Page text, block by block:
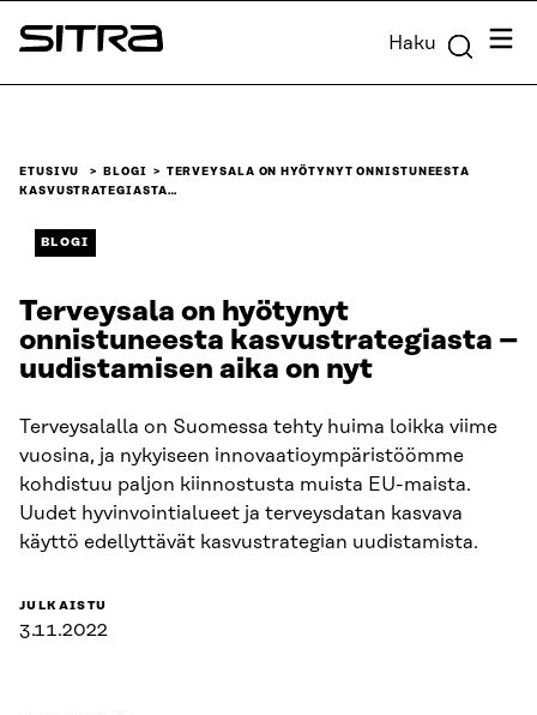
Siirry
suoraan
Sitra Haku
ETUSIVU BLOGI
TERVEYSALA ON HYÖTYNYT ONNISTUNEESTA
KASVUSTRATEGIASTA…
BLOGI
Terveysala on hyötynyt
onnistuneesta kasvustrategiasta –
uudistamisen aika on nyt
Terveysalalla on Suomessa tehty huima loikka viime
vuosina, ja nykyiseen innovaatioympäristöömme
kohdistuu paljon kiinnostusta muista EU-maista.
Uudet hyvinvointialueet ja terveysdatan kasvava
käyttö edellyttävät kasvustrategian uudistamista.
JULKAISTU
3.11.2022